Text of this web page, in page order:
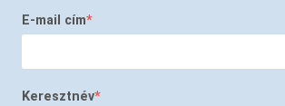
E-mail cím
Keresztnév